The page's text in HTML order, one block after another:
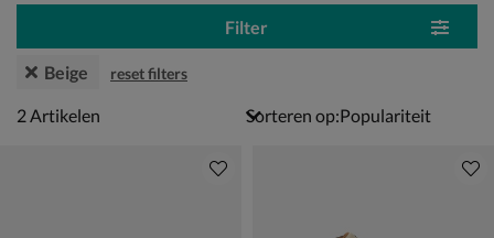
Filter
Beige reset filters
2 artikelen
2 Artikelen Sorteren op: